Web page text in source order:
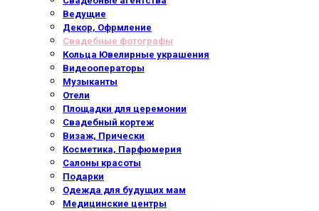
Ведущие
Декор, Офрмление
Свадебные фотографы
Кольца Ювелирные украшения
Видеооператоры
Музыканты
Отели
Площадки для церемонии
Свадебный кортеж
Визаж, Прически
Косметика, Парфюмерия
Салоны красоты
Подарки
Одежда для будущих мам
Медицинские центры